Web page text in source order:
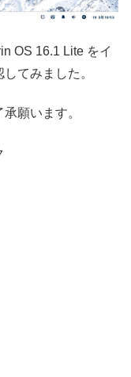
OS 16.1 Lite をイ
てみました。
願います。